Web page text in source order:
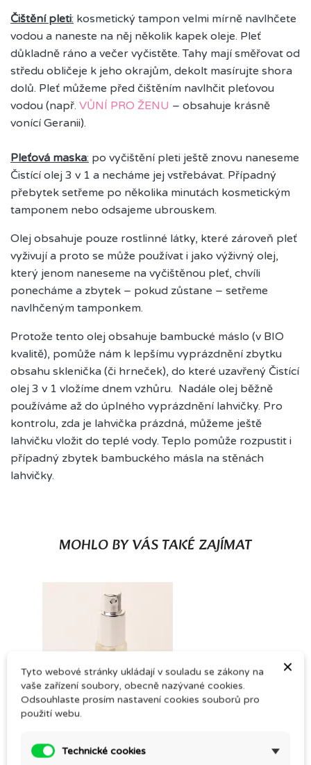
Čištění pleti: kosmetický tampon velmi mírně navlhčete
vodou a naneste na něj několik kapek oleje. Pleť
důkladně ráno a večer vyčistěte. Tahy mají směřovat od
středu obličeje k jeho okrajům, dekolt masírujte shora
dolů. Pleť můžeme před čištěním navlhčit pleťovou
vodou (např. VŮNÍ PRO ŽENU – obsahuje krásně
vonící Geranii).
Pleťová maska: po vyčištění pleti ještě znovu naneseme
Čistící olej 3 v 1 a necháme jej vstřebávat. Případný
přebytek setřeme po několika minutách kosmetickým
tamponem nebo odsajeme ubrouskem.
Olej obsahuje pouze rostlinné látky, které zároveň pleť
vyživují a proto se může používat i jako výživný olej,
který jenom naneseme na vyčištěnou pleť, chvíli
ponecháme a zbytek – pokud zůstane – setřeme
navlhčeným tamponkem.
Protože tento olej obsahuje bambucké máslo (v BIO
kvalitě), pomůže nám k lepšímu vyprázdnění zbytku
obsahu sklenička (či hrneček), do které uzavřený Čistící
olej 3 v 1 vložíme dnem vzhůru. Nadále olej běžně
používáme až do úplného vyprázdnění lahvičky. Pro
kontrolu, zda je lahvička prázdná, můžeme ještě
lahvičku vložit do teplé vody. Teplo pomůže rozpustit i
případný zbytek bambuckého másla na stěnách
lahvičky.
MOHLO BY VÁS TAKÉ ZAJÍMAT
(1)
×
Tyto webové stránky ukládají v souladu se zákony na
vaše zařízení soubory, obecně nazývané cookies.
Odsouhlaste prosím nastavení cookies souborů pro
použití webu.
Technické cookies